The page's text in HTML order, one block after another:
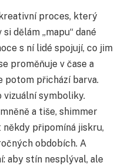
proces, který
dělám „mapu“ dané
s ní lidé spojují, co jim
proměňuje v čase a
potom přichází barva.
symboliky.
a tiše, shimmer
připomíná jiskru,
obdobích. A
aby stín nesplýval, ale